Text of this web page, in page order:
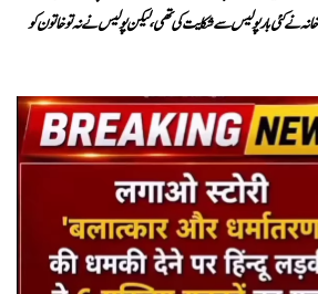
نے کئی بار پولیس سے شکایت کی تھی، لیکن پولیس نے نہ تو خاتون کو